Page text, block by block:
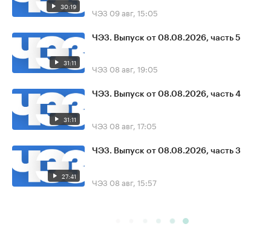
30:19 ЧЭЗ 09 авг, 15:05
31:11
ЧЭЗ. Выпуск от 08.08.2026, часть 5
ЧЭЗ 08 авг, 19:05
31:11
ЧЭЗ. Выпуск от 08.08.2026, часть 4
ЧЭЗ 08 авг, 17:05
27:41
ЧЭЗ. Выпуск от 08.08.2026, часть 3
ЧЭЗ 08 авг, 15:57